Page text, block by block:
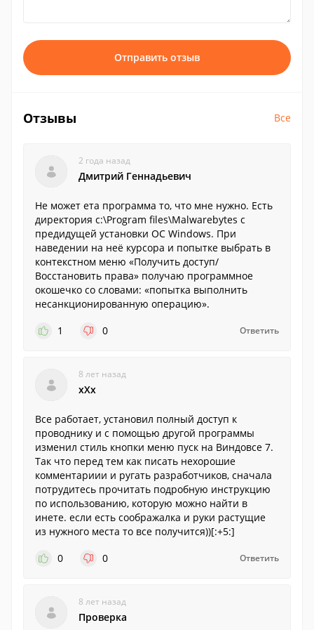
Отправить отзыв
Отзывы Все
2 года назад
Дмитрий Геннадьевич
Не может ета программа то, что мне нужно. Есть
директория c:\Program files\Malwarebytes с
предидущей установки ОС Windows. При
наведении на неё курсора и попытке выбрать в
контекстном меню «Получить доступ/
Восстановить права» получаю программное
окошечко со словами: «попытка выполнить
несанкционированную операцию».
1
0 Ответить
8 лет назад
xXx
Все работает, установил полный доступ к
проводнику и с помощью другой программы
изменил стиль кнопки меню пуск на Виндовсе 7.
Так что перед тем как писать нехорошие
комментариии и ругать разработчиков, сначала
потрудитесь прочитать подробную инструкцию
по использованию, которую можно найти в
инете. если есть соображалка и руки растущие
из нужного места то все получится))[:+5:]
0
0 Ответить
8 лет назад
Проверка